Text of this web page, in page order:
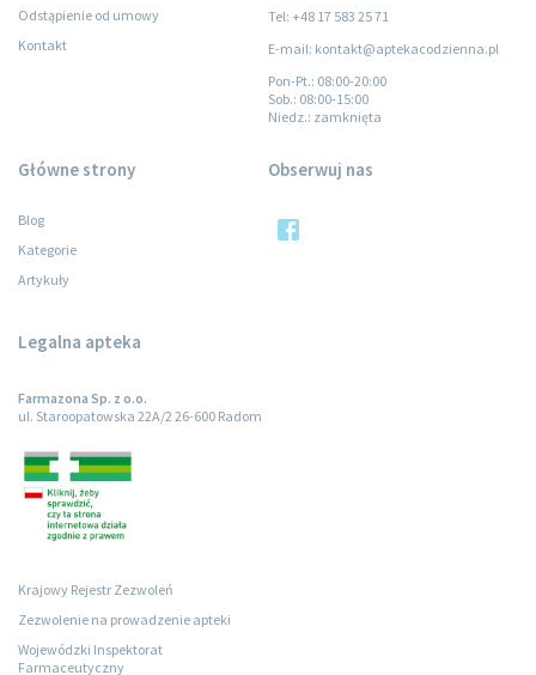
Odstąpienie od umowy
Kontakt
Tel: +48 17 583 25 71
E-mail: kontakt@aptekacodzienna.pl
Pon-Pt.: 08:00-20:00
Sob.: 08:00-15:00
Niedz.: zamknięta
Główne strony
Blog
Kategorie
Artykuły
Legalna apteka
Farmazona Sp. z o.o.
ul. Staroopatowska 22A/2 26-600 Radom
Krajowy Rejestr Zezwoleń
Zezwolenie na prowadzenie apteki
Wojewódzki Inspektorat
Farmaceutyczny
Obserwuj nas